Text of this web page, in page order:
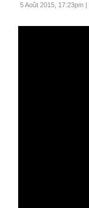
5 Août 2015, 17:23pm |